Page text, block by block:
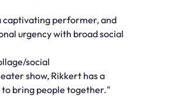
captivating performer, and
urgency with broad social
social
show, Rikkert has a
bring people together."